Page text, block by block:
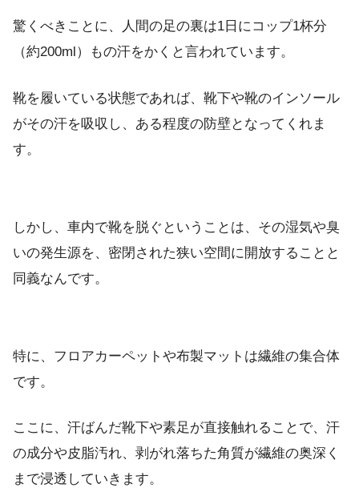
驚くべきことに、人間の足の裏は1日にコップ1杯分
（約200ml）もの汗をかくと言われています。
靴を履いている状態であれば、靴下や靴のインソール
がその汗を吸収し、ある程度の防壁となってくれま
す。
しかし、車内で靴を脱ぐということは、その湿気や臭
いの発生源を、密閉された狭い空間に開放することと
同義なんです。
特に、フロアカーペットや布製マットは繊維の集合体
です。
ここに、汗ばんだ靴下や素足が直接触れることで、汗
の成分や皮脂汚れ、剥がれ落ちた角質が繊維の奥深く
まで浸透していきます。